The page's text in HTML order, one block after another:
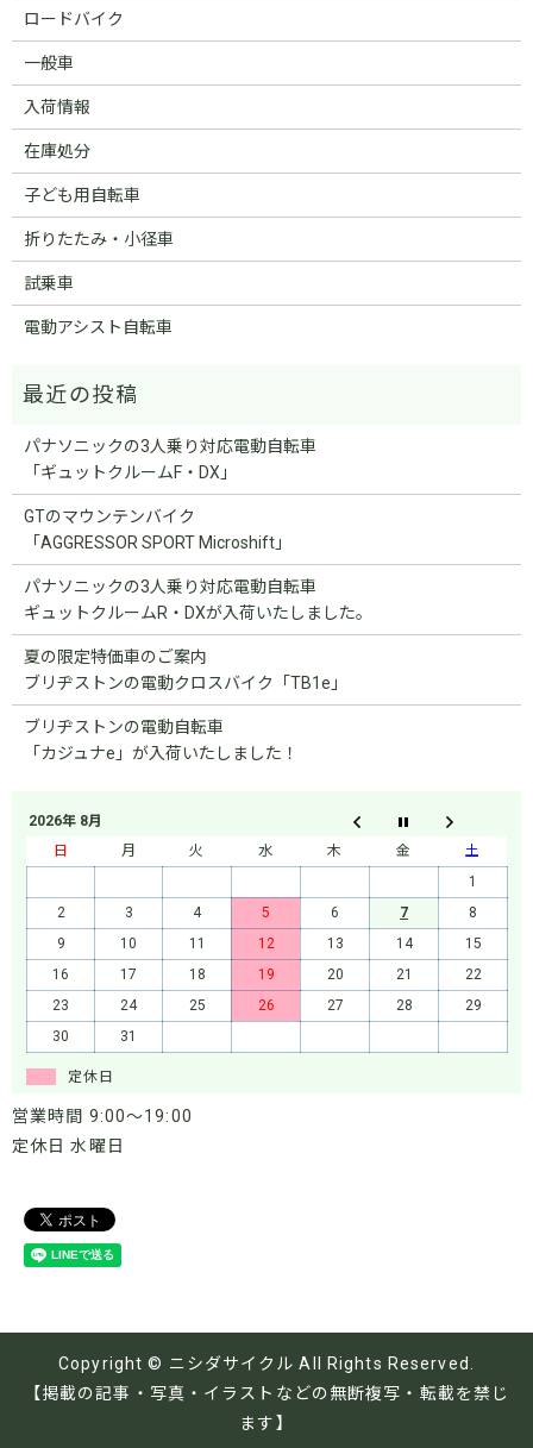
ロードバイク
一般車
入荷情報
在庫処分
子ども用自転車
折りたたみ・小径車
試乗車
電動アシスト自転車
パナソニックの3人乗り対応電動自転車
「ギュットクルームF・DX」
GTのマウンテンバイク
「AGGRESSOR SPORT Microshift」
パナソニックの3人乗り対応電動自転車
ギュットクルームR・DXが入荷いたしました。
夏の限定特価車のご案内
ブリヂストンの電動クロスバイク「TB1e」
ブリヂストンの電動自転車
「カジュナe」が入荷いたしました！
2026年 8月
日
月 火 水 木 金
土
1
2
3 4 5 6 7
8
9
10 11 12 13 14
15
16
17 18 19 20 21
22
23
24 25 26 27 28
29
30
31
定休日
営業時間 9:00～19:00
定休日 水曜日
Copyright © ニシダサイクル All Rights Reserved.
【掲載の記事・写真・イラストなどの無断複写・転載を禁じ
ます】